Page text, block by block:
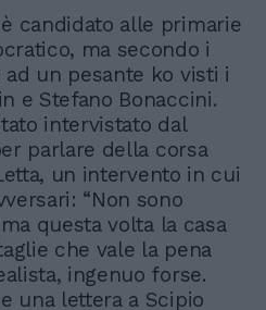
candidato alle primarie
ma secondo i
un pesante ko visti i
e Stefano Bonaccini.
intervistato dal
parlare della corsa
un intervento in cui
“Non sono
questa volta la casa
che vale la pena
ingenuo forse.
una lettera a Scipio